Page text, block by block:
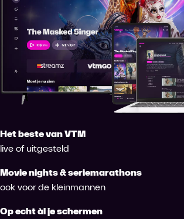
Het beste van VTM
live of uitgesteld
Movie nights & seriemarathons
ook voor de kleinmannen
Op echt àl je schermen